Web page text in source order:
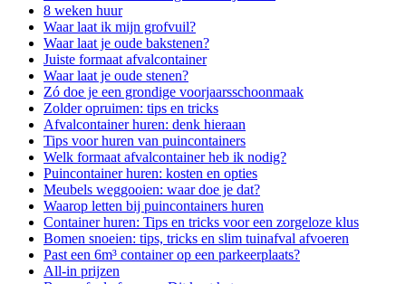
8 weken huur
Waar laat ik mijn grofvuil?
Waar laat je oude bakstenen?
Juiste formaat afvalcontainer
Waar laat je oude stenen?
Zó doe je een grondige voorjaarsschoonmaak
Zolder opruimen: tips en tricks
Afvalcontainer huren: denk hieraan
Tips voor huren van puincontainers
Welk formaat afvalcontainer heb ik nodig?
Puincontainer huren: kosten en opties
Meubels weggooien: waar doe je dat?
Waarop letten bij puincontainers huren
Container huren: Tips en tricks voor een zorgeloze klus
Bomen snoeien: tips, tricks en slim tuinafval afvoeren
Past een 6m³ container op een parkeerplaats?
All-in prijzen